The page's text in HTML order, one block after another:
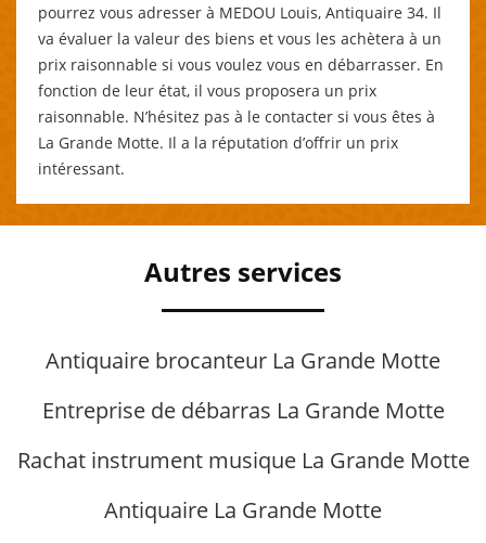
pourrez vous adresser à MEDOU Louis, Antiquaire 34. Il
va évaluer la valeur des biens et vous les achètera à un
prix raisonnable si vous voulez vous en débarrasser. En
fonction de leur état, il vous proposera un prix
raisonnable. N’hésitez pas à le contacter si vous êtes à
La Grande Motte. Il a la réputation d’offrir un prix
intéressant.
Autres services
Antiquaire brocanteur La Grande Motte
Entreprise de débarras La Grande Motte
Rachat instrument musique La Grande Motte
Antiquaire La Grande Motte